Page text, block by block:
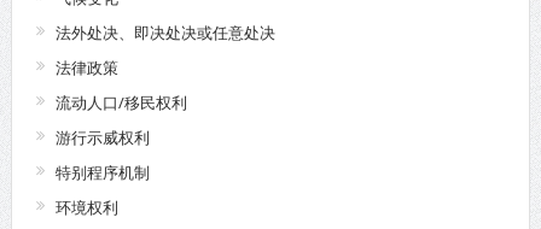
法外处决、即决处决或任意处决
法律政策
流动人口/移民权利
游行示威权利
特别程序机制
环境权利